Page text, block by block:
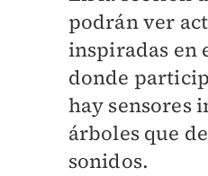
podrán ver
inspiradas en
donde
hay sensores
árboles que
sonidos.